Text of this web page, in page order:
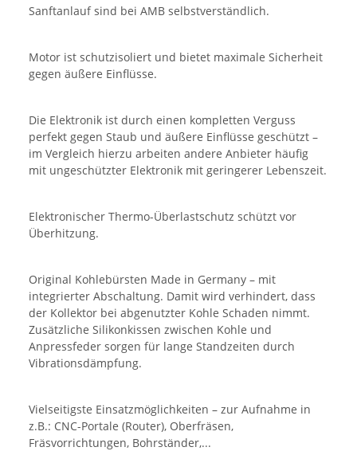
Sanftanlauf sind bei AMB selbstverständlich.
Motor ist schutzisoliert und bietet maximale Sicherheit
gegen äußere Einflüsse.
Die Elektronik ist durch einen kompletten Verguss
perfekt gegen Staub und äußere Einflüsse geschützt –
im Vergleich hierzu arbeiten andere Anbieter häufig
mit ungeschützter Elektronik mit geringerer Lebenszeit.
Elektronischer Thermo-Überlastschutz schützt vor
Überhitzung.
Original Kohlebürsten Made in Germany – mit
integrierter Abschaltung. Damit wird verhindert, dass
der Kollektor bei abgenutzter Kohle Schaden nimmt.
Zusätzliche Silikonkissen zwischen Kohle und
Anpressfeder sorgen für lange Standzeiten durch
Vibrationsdämpfung.
Vielseitigste Einsatzmöglichkeiten – zur Aufnahme in
z.B.: CNC-Portale (Router), Oberfräsen,
Fräsvorrichtungen, Bohrständer,...